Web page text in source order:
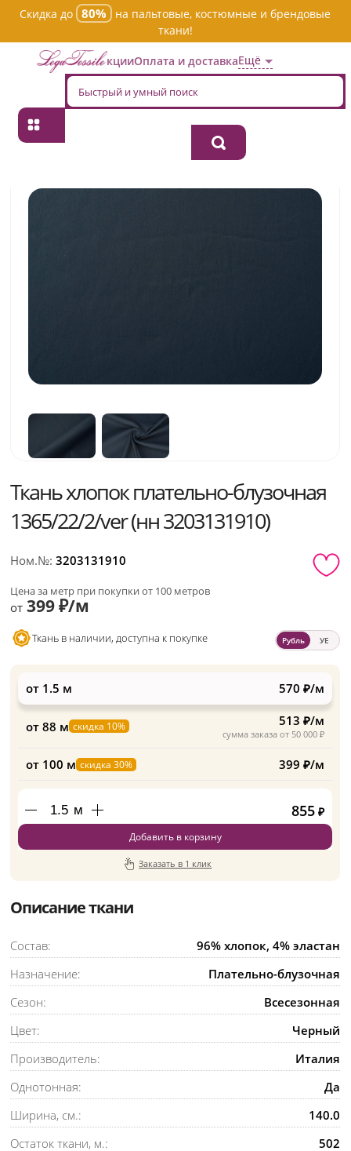
Скидка до 80%
на пальтовые, костюмные и брендовые
ткани!
АкцииОплата и доставкаЕщё
Главная
Ткань хлопок плательно-
Ткань хлопок плательно-блузочная
1365/22/2/ver (нн 3203131910)
Ном.№:3203131910
Цена за метр при покупки от 100 метров
от 399 ₽/м
Ткань в наличии, доступна к покупке Рубль УЕ
от 1.5 м 570 ₽/м
от 88 м скидка 10%
сумма заказа от 50 000 ₽
513 ₽/м
от 100 м скидка 30% 399 ₽/м
м 855 ₽
Добавить в корзину
Заказать в 1 клик
Описание ткани
Состав:
96% хлопок, 4% эластан
Назначение:
Плательно-блузочная
Сезон:
Всесезонная
Цвет:
Черный
Производитель:
Италия
Однотонная:
Да
Ширина, см.:
140.0
Остаток ткани, м.:
502